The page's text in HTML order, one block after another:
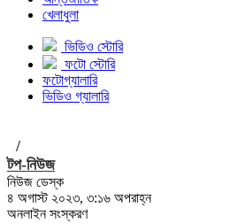
খেলাধুলা
ভিডিও স্টোরি
ফটো স্টোরি
ফটোগ্যালারি
ভিডিও গ্যালারি
/
টপ-নিউজ
নিউজ ডেস্ক
৪ অগাস্ট ২০২৩, ৩:১৬ অপরাহ্ন
অনলাইন সংস্করণ